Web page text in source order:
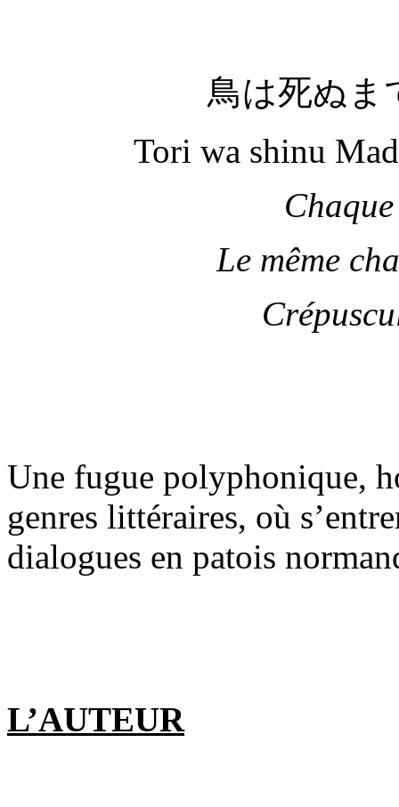
鳥は死ぬま
Tori wa shinu
Le même
Une fugue polyphonique,
genres littéraires, où
dialogues en patois
L’AUTEUR